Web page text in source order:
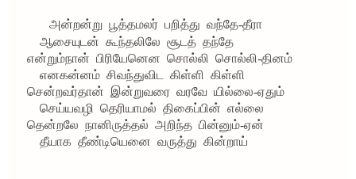
அன்றன்று பூத்தமலர் பறித்து வந்தே-தீரா
ஆசையுடன் கூந்தலிலே சூடத் தந்தே
என்றும்நான் பிரியேனென சொல்லி சொல்லி-தினம்
எனகன்னம் சிவந்துவிட கிள்ளி கிள்ளி
சென்றவர்தான் இன்றுவரை வரவே யில்லை-ஏதும்
செய்யவழி தெரியாமல் திகைப்பின் எல்லை
தென்றலே நானிருத்தல் அறிந்த பின்னும்-ஏன்
தீயாக தீண்டியெனை வருத்து கின்றாய்